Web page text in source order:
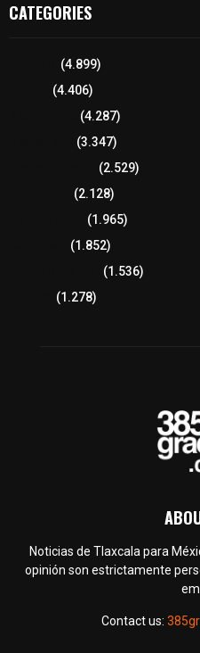
CATEGORIES
(4.899)
(4.406)
(4.287)
(3.347)
(2.529)
(2.128)
(1.965)
(1.852)
(1.536)
(1.278)
Noticias de Tlaxcala para
opinión son estrictamente
Contact us: